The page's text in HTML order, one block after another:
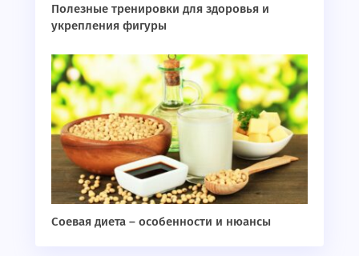
Полезные тренировки для здоровья и
укрепления фигуры
Соевая диета – особенности и нюансы